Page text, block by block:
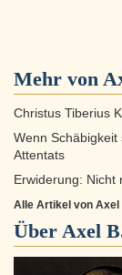
Mehr von
Christus Tiberius
Wenn Schäbigkeit
Attentats
Erwiderung: Nicht
Alle Artikel von Axel
Über Axel